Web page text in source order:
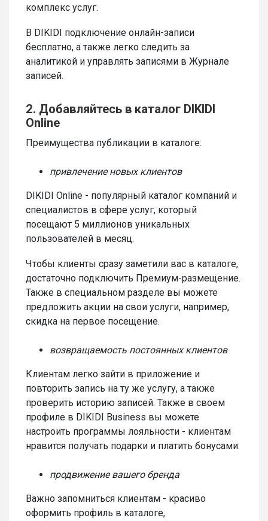
комплекс услуг.
В DIKIDI подключение онлайн-записи
бесплатно, а также легко следить за
аналитикой и управлять записями в Журнале
записей.
2. Добавляйтесь в каталог DIKIDI
Online
Преимущества публикации в каталоге:
привлечение новых клиентов
DIKIDI Online - популярный каталог компаний и
специалистов в сфере услуг, который
посещают 5 миллионов уникальных
пользователей в месяц.
Чтобы клиенты сразу заметили вас в каталоге,
достаточно подключить Премиум-размещение.
Также в специальном разделе вы можете
предложить акции на свои услуги, например,
скидка на первое посещение.
возвращаемость постоянных клиентов
Клиентам легко зайти в приложение и
повторить запись на ту же услугу, а также
проверить историю записей. Также в своем
профиле в DIKIDI Business вы можете
настроить программы лояльности - клиентам
нравится получать подарки и платить бонусами.
продвижение вашего бренда
Важно запомниться клиентам - красиво
оформить профиль в каталоге,